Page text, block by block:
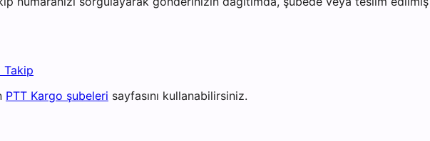
Takip
PTT Kargo şubeleri sayfasını kullanabilirsiniz.